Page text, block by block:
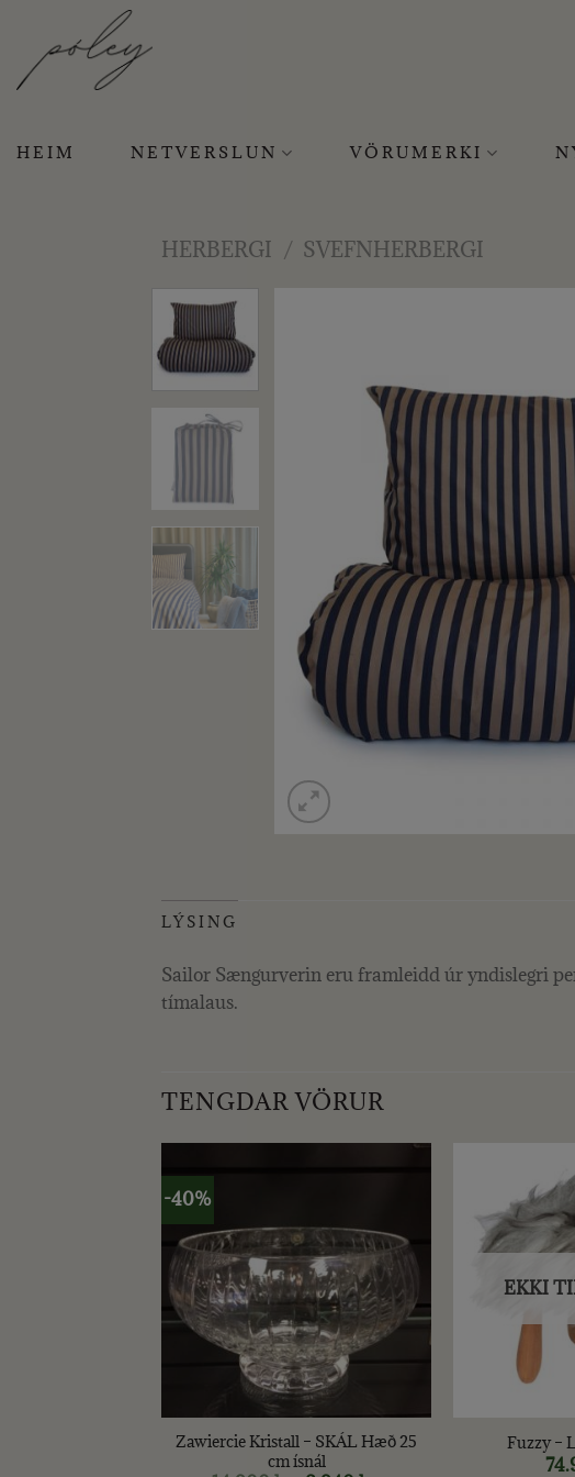
content
HEIM NETVERSLUN VÖRUMERKI
HERBERGI / SVEFNHERBERGI
LÝSING
Sailor Sængurverin eru framleidd úr yndislegri
tímalaus.
TENGDAR VÖRUR
-40%
Zawiercie Kristall – SKÁL Hæð 25
cm ísnál
EKKI
Fuzzy –